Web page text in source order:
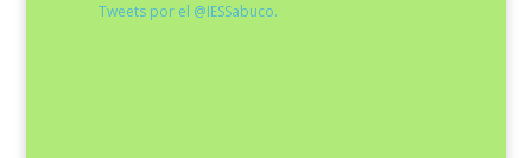
Tweets por el @IESSabuco.